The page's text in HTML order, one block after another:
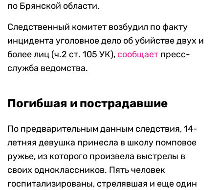
по Брянской области.
Следственный комитет возбудил по факту
инцидента уголовное дело об убийстве двух и
более лиц (ч.2 ст. 105 УК), сообщает пресс-
служба ведомства.
Погибшая и пострадавшие
По предварительным данным следствия, 14-
летняя девушка принесла в школу помповое
ружье, из которого произвела выстрелы в
своих одноклассников. Пять человек
госпитализированы, стрелявшая и еще один